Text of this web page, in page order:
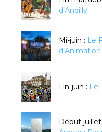
d’Andilly
Mi-juin : Le
d’Animation
Fin-juin : Le
Début